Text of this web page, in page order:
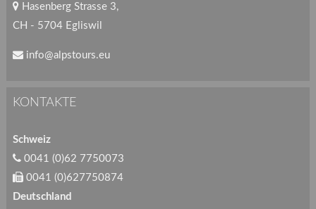
Hasenberg Strasse 3,
CH - 5704 Egliswil
info@alpstours.eu
KONTAKTE
Schweiz
0041 (0)62 7750073
0041 (0)627750874
Deutschland